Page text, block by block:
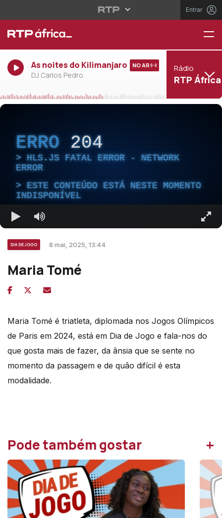
Entrar
As noites do Kilimanjaro
DJ Carlos Pedro
NO AR Rádio
RTP África
ERRO 204
HLS.JS FATAL ERROR - NETWORK
ERROR
ESTE CONTEÚDO ESTÁ NESTE MOMENTO
INDISPONÍVEL
DIA DE JOGO 8 mai, 2025, 13:44
Maria Tomé
Maria Tomé é triatleta, diplomada nos Jogos Olímpicos
de Paris em 2024, está em Dia de Jogo e fala-nos do
que gosta mais de fazer, da ânsia que se sente no
momento da passagem e de quão difícil é esta
modalidade.
Pode também gostar +